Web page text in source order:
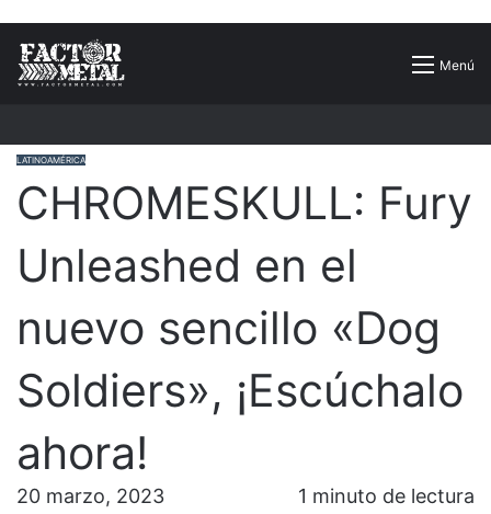
Menú
Buscar
LATINOAMÉRICA
CHROMESKULL: Fury
Unleashed en el
nuevo sencillo «Dog
Soldiers», ¡Escúchalo
ahora!
20 marzo, 2023 1 minuto de lectura